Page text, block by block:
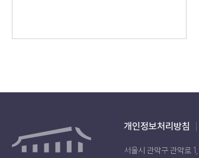
개인정보처리방침
서울시 관악구 관악로